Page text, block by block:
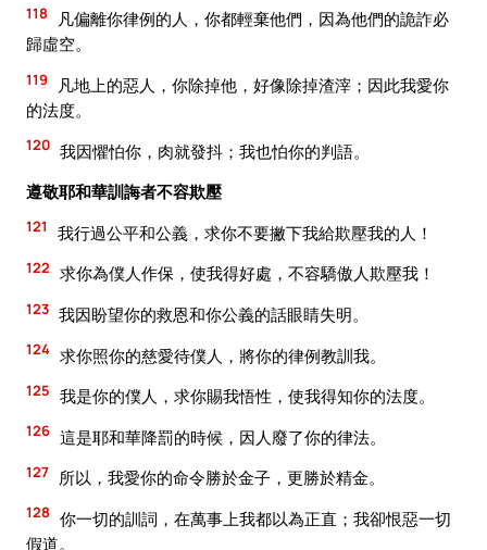
118
凡偏離你律例的人，你都輕棄他們，因為他們的詭詐必
歸虛空。
119
凡地上的惡人，你除掉他，好像除掉渣滓；因此我愛你
的法度。
120 我因懼怕你，肉就發抖；我也怕你的判語。
遵敬耶和華訓誨者不容欺壓
121 我行過公平和公義，求你不要撇下我給欺壓我的人！
122 求你為僕人作保，使我得好處，不容驕傲人欺壓我！
123 我因盼望你的救恩和你公義的話眼睛失明。
124 求你照你的慈愛待僕人，將你的律例教訓我。
125 我是你的僕人，求你賜我悟性，使我得知你的法度。
126 這是耶和華降罰的時候，因人廢了你的律法。
127 所以，我愛你的命令勝於金子，更勝於精金。
128 你一切的訓詞，在萬事上我都以為正直；我卻恨惡一切
假道。